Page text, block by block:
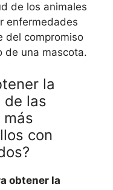
de los animales
enfermedades
del compromiso
de una mascota.
la
de las
con
obtener la